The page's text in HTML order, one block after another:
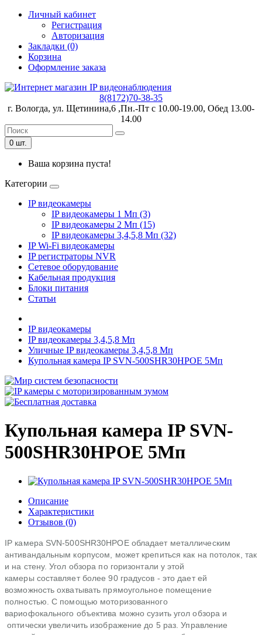
Личный кабинет
Регистрация
Авторизация
Закладки (0)
Корзина
Оформление заказа
8(8172)70-38-35
г. Вологда, ул. Щетинина,6 ,Пн.-Пт с 10.00-19.00, Обед 13.00-
14.00
0 шт.
Ваша корзина пуста!
Категории
IP видеокамеры
IP видеокамеры 1 Мп (3)
IP видеокамеры 2 Мп (15)
IP видеокамеры 3,4,5,8 Мп (32)
IP Wi-Fi видеокамеры
IP регистраторы NVR
Сетевое оборудование
Кабельная продукция
Блоки питания
Статьи
IP видеокамеры
IP видеокамеры 3,4,5,8 Мп
Уличные IP видеокамеры 3,4,5,8 Мп
Купольная камера IP SVN-500SHR30HPOE 5Мп
Купольная камера IP SVN-
500SHR30HPOE 5Мп
Описание
Характеристики
Отзывов (0)
IP камера SVN-500SHR30HPOE обладает металлическим
антивандальным корпусом, может крепиться как на потолок, так
и на стену. Угол обзора по горизонтали у этой
камеры составляет более 90 градусов - это дает ей
возможность охватывать прямоугольное помещение
полностью. С помощью моторизованного
вариофокального объектива можно сузить угол обзора и
оптически увеличить изображение до 5 раз. Управление